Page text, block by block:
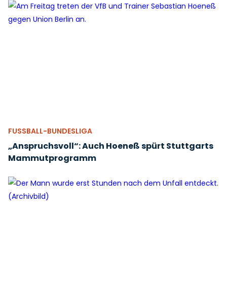
FUSSBALL-BUNDESLIGA
„Anspruchsvoll“: Auch Hoeneß spürt Stuttgarts
Mammutprogramm